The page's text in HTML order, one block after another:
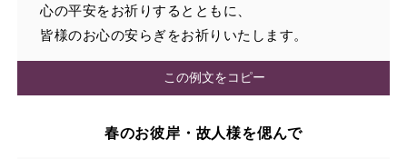
心の平安をお祈りするとともに、
皆様のお心の安らぎをお祈りいたします。
この例文をコピー
春のお彼岸・故人様を偲んで